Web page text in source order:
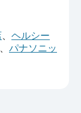
ヘルシー
パナソニッ